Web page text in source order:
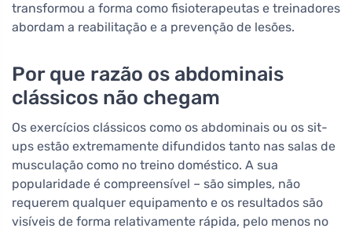
transformou a forma como fisioterapeutas e treinadores
abordam a reabilitação e a prevenção de lesões.
Por que razão os abdominais
clássicos não chegam
Os exercícios clássicos como os abdominais ou os sit-
ups estão extremamente difundidos tanto nas salas de
musculação como no treino doméstico. A sua
popularidade é compreensível – são simples, não
requerem qualquer equipamento e os resultados são
visíveis de forma relativamente rápida, pelo menos no